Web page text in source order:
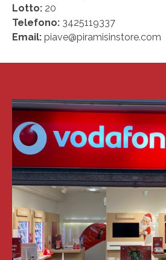
CONTATTI
Lotto: 20
Telefono: 3425119337
Email: piave@piramisinstore.com